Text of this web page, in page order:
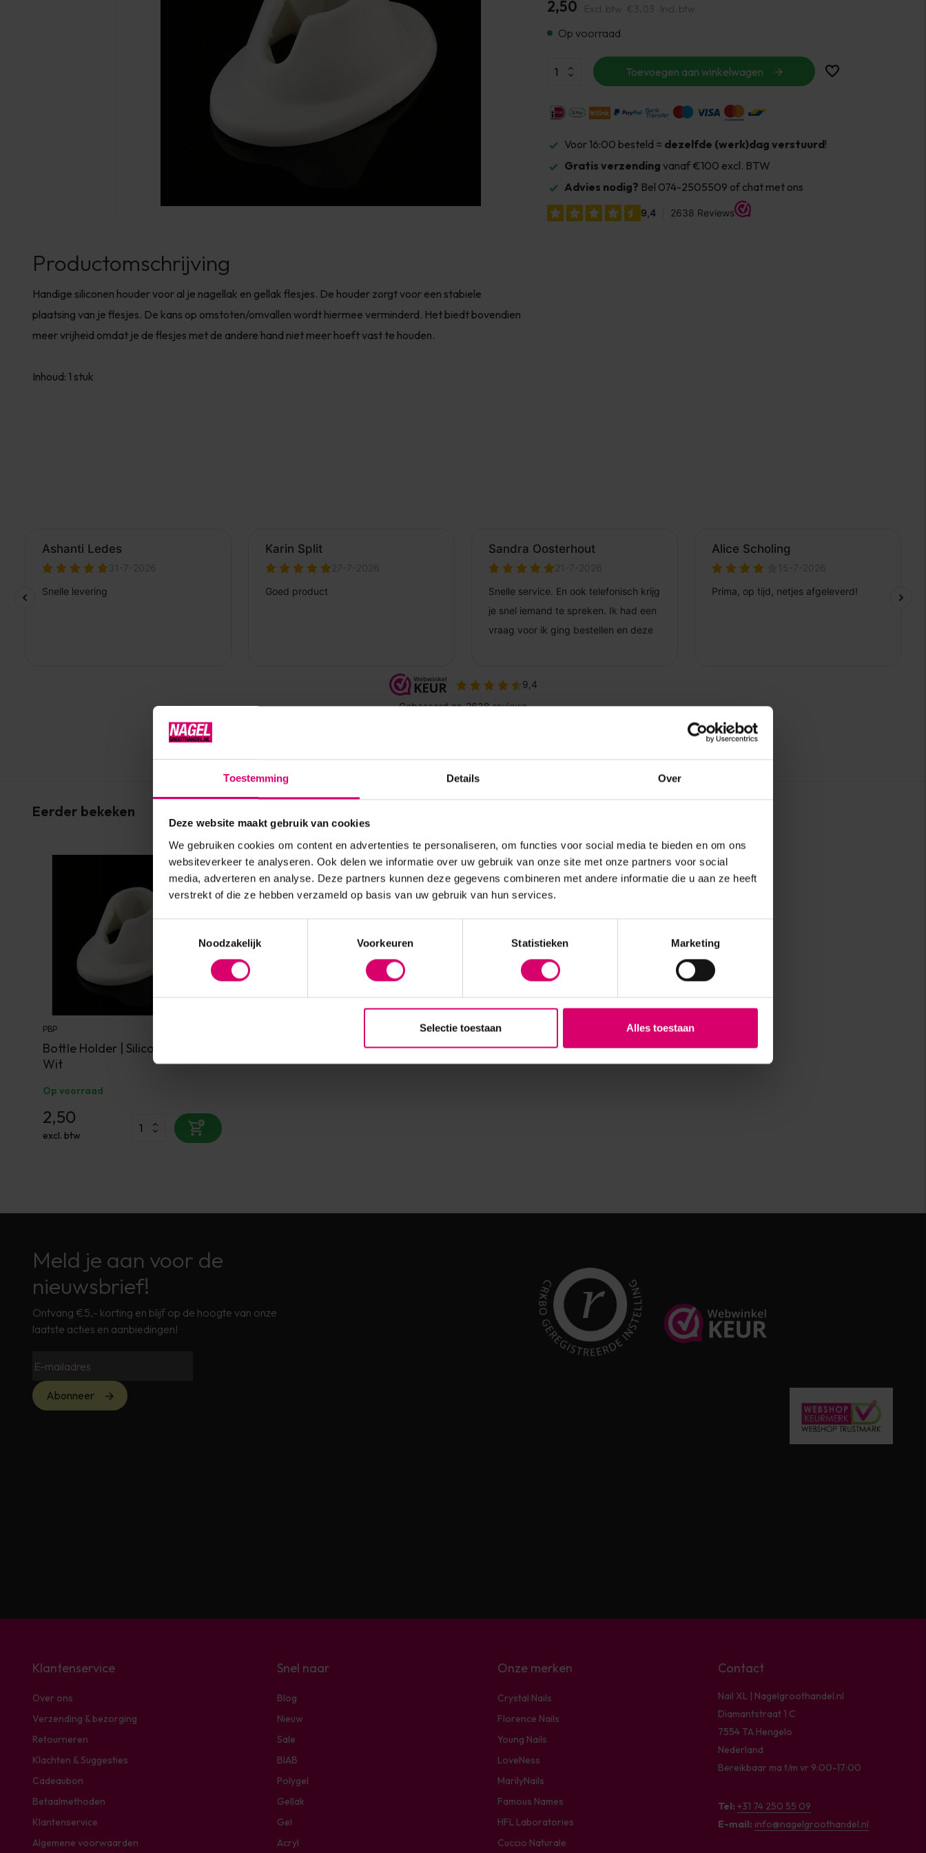
Toestemming Details Over
Deze website maakt gebruik van cookies
We gebruiken cookies om content en advertenties te personaliseren, om functies voor social media te bieden en om ons
websiteverkeer te analyseren. Ook delen we informatie over uw gebruik van onze site met onze partners voor social
media, adverteren en analyse. Deze partners kunnen deze gegevens combineren met andere informatie die u aan ze heeft
verstrekt of die ze hebben verzameld op basis van uw gebruik van hun services.
Noodzakelijk
Voorkeuren Statistieken Marketing
Selectie toestaan Alles toestaan
Productomschrijving
Handige siliconen houder voor al je nagellak en gellak flesjes. De houder zorgt voor een stabiele
plaatsing van je flesjes. De kans op omstoten/omvallen wordt hiermee verminderd. Het biedt bovendien
meer vrijheid omdat je de flesjes met de andere hand niet meer hoeft vast te houden.
Inhoud: 1 stuk
2,50 Excl. btw €3,03 Incl. btw
Op voorraad
Toevoegen aan winkelwagen
Voor 16:00 besteld = dezelfde (werk)dag verstuurd!
Gratis verzending vanaf €100 excl. BTW
Advies nodig? Bel 074-2505509 of chat met ons
Eerder bekeken
PBP
Bottle Holder | Siliconen Houder
Wit
Op voorraad
2,50
excl. btw
Meld je aan voor de
nieuwsbrief!
Ontvang €5,- korting en blijf op de hoogte van onze
laatste acties en aanbiedingen!
Abonneer
Klantenservice
Over ons
Verzending & bezorging
Retourneren
Klachten & Suggesties
Cadeaubon
Betaalmethoden
Klantenservice
Algemene voorwaarden
Snel naar
Blog
Nieuw
Sale
BIAB
Polygel
Gellak
Gel
Acryl
Onze merken
Crystal Nails
Florence Nails
Young Nails
LoveNess
MarilyNails
Famous Names
HFL Laboratories
Cuccio Naturale
Contact
Nail XL | Nagelgroothandel.nl
Diamantstraat 1 C
7554 TA Hengelo
Nederland
Bereikbaar ma t/m vr 9:00-17:00
Tel: +31 74 250 55 09
E-mail: info@nagelgroothandel.nl